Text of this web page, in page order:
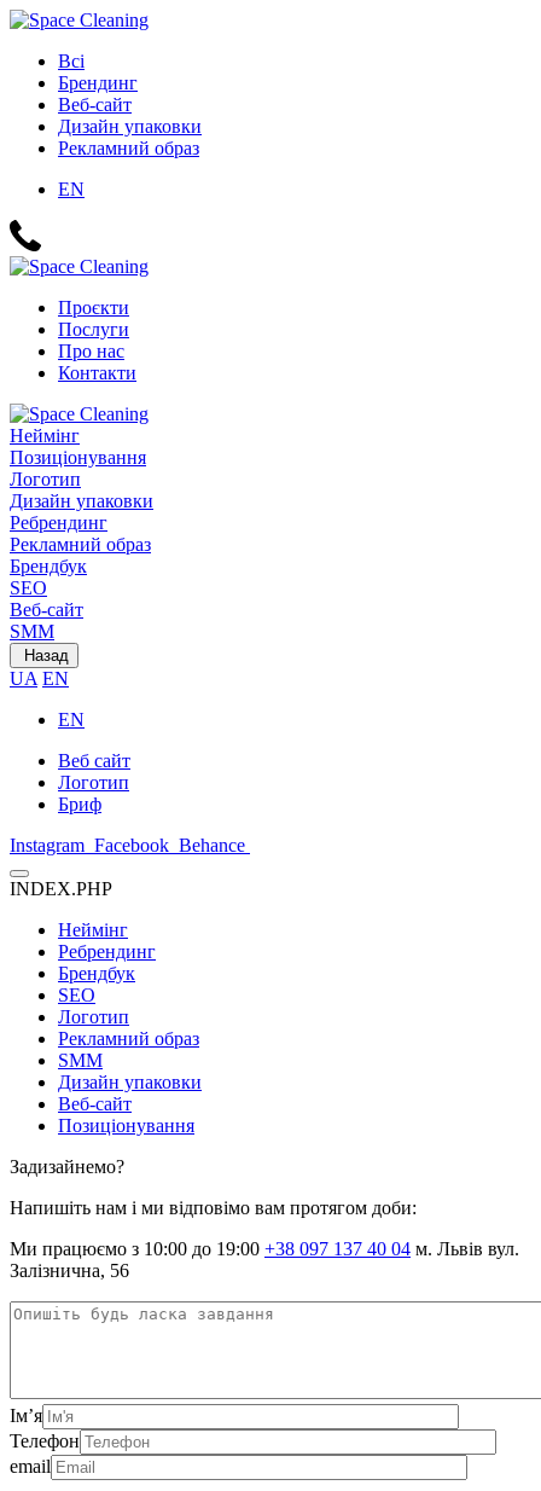
Всі
Брендинг
Веб-сайт
Дизайн упаковки
Рекламний образ
EN
Проєкти
Послуги
Про нас
Контакти
Неймінг
Позиціонування
Логотип
Дизайн упаковки
Ребрендинг
Рекламний образ
Брендбук
SEO
Веб-сайт
SMM
Назад
UA EN
EN
Веб сайт
Логотип
Бриф
Instagram Facebook Behance
INDEX.PHP
Неймінг
Ребрендинг
Брендбук
SEO
Логотип
Рекламний образ
SMM
Дизайн упаковки
Веб-сайт
Позиціонування
Задизайнемо?
Напишіть нам і ми відповімо вам протягом доби:
Ми працюємо з 10:00 до 19:00 +38 097 137 40 04 м. Львів вул.
Залізнична, 56
Ім’я
Телефон
email